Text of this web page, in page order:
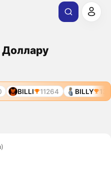
Доллару
BILLI 11264 BILLY